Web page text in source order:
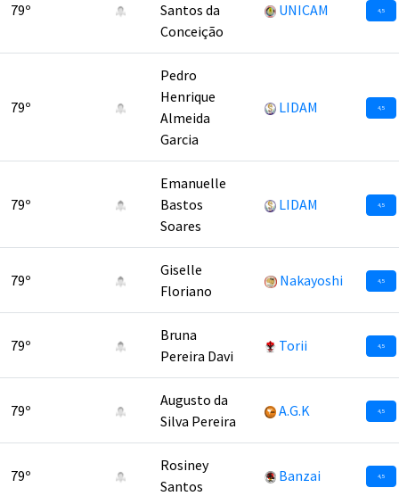
79º
Santos da
Conceição
UNICAM 4,5
79º
Pedro
Henrique
Almeida
Garcia
LIDAM 4,5
79º
Emanuelle
Bastos
Soares
LIDAM 4,5
79º
Giselle
Floriano
Nakayoshi 4,5
79º
Bruna
Pereira Davi
Torii 4,5
79º
Augusto da
Silva Pereira
A.G.K 4,5
79º
Rosiney
Santos
Banzai 4,5